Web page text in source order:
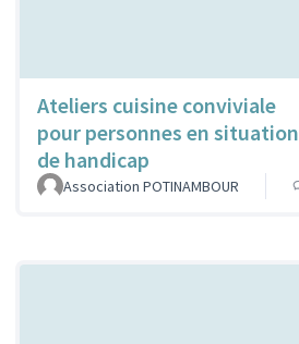
Ateliers cuisine conviviale
pour personnes en situation
de handicap
Association POTINAMBOUR